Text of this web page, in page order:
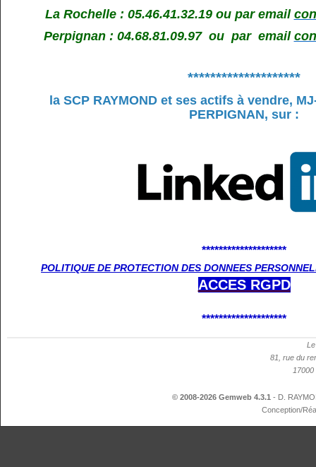
La Rochelle : 05.46.41.32.19 ou par email
Perpignan : 04.68.81.09.97 ou par email
********************
la SCP RAYMOND et ses actifs à vendre,
PERPIGNAN, sur :
********************
POLITIQUE DE PROTECTION DES DONNEES
ACCESRGPD
********************
81, rue du
17000
© 2008-2026 Gemweb 4.3.1 - D.
Conception/